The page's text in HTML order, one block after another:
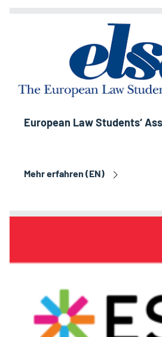
European Law Students‘
Mehr erfahren (EN)